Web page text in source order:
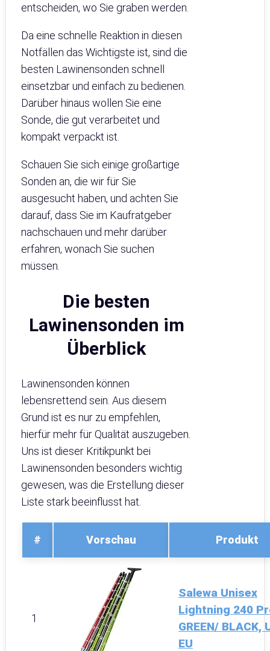
entscheiden, wo Sie graben werden.
Da eine schnelle Reaktion in diesen
Notfällen das Wichtigste ist, sind die
besten Lawinensonden schnell
einsetzbar und einfach zu bedienen.
Darüber hinaus wollen Sie eine
Sonde, die gut verarbeitet und
kompakt verpackt ist.
Schauen Sie sich einige großartige
Sonden an, die wir für Sie
ausgesucht haben, und achten Sie
darauf, dass Sie im Kaufratgeber
nachschauen und mehr darüber
erfahren, wonach Sie suchen
müssen.
Die besten
Lawinensonden im
Überblick
Lawinensonden können
lebensrettend sein. Aus diesem
Grund ist es nur zu empfehlen,
hierfür mehr für Qualität auszugeben.
Uns ist dieser Kritikpunkt bei
Lawinensonden besonders wichtig
gewesen, was die Erstellung dieser
Liste stark beeinflusst hat.
# Vorschau Produkt
1
Salewa Unisex
Lightning 240
GREEN/ BLACK,
EU